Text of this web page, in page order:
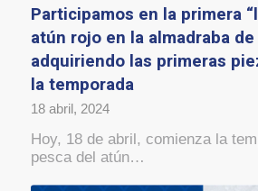
Participamos en la primera
atún rojo en la almadraba
adquiriendo las primeras
la temporada
18 abril, 2024
Hoy, 18 de abril, comienza la
pesca del atún…